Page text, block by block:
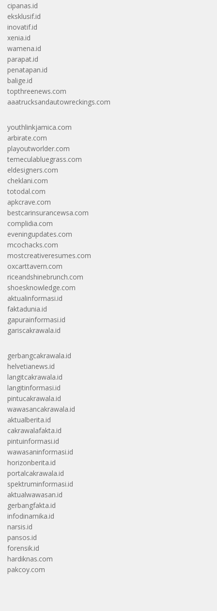
cipanas.id
eksklusif.id
inovatif.id
xenia.id
wamena.id
parapat.id
penatapan.id
balige.id
topthreenews.com
aaatrucksandautowreckings.com
youthlinkjamica.com
arbirate.com
playoutworlder.com
temeculabluegrass.com
eldesigners.com
cheklani.com
totodal.com
apkcrave.com
bestcarinsurancewsa.com
complidia.com
eveningupdates.com
mcochacks.com
mostcreativeresumes.com
oxcarttavern.com
riceandshinebrunch.com
shoesknowledge.com
aktualinformasi.id
faktadunia.id
gapurainformasi.id
gariscakrawala.id
gerbangcakrawala.id
helvetianews.id
langitcakrawala.id
langitinformasi.id
pintucakrawala.id
wawasancakrawala.id
aktualberita.id
cakrawalafakta.id
pintuinformasi.id
wawasaninformasi.id
horizonberita.id
portalcakrawala.id
spektruminformasi.id
aktualwawasan.id
gerbangfakta.id
infodinamika.id
narsis.id
pansos.id
forensik.id
hardiknas.com
pakcoy.com